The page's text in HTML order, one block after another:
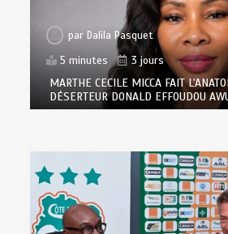
par Dalila Pasquet
5 minutes
3 jours
MARTHE CECILE MICCA FAIT
DÉSERTEUR DONALD EFFOUDOU